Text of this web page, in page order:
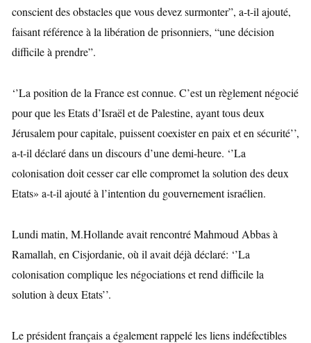
conscient des obstacles que vous devez surmonter”, a-t-il ajouté,
faisant référence à la libération de prisonniers, “une décision
difficile à prendre”.
‘’La position de la France est connue. C’est un règlement négocié
pour que les Etats d’Israël et de Palestine, ayant tous deux
Jérusalem pour capitale, puissent coexister en paix et en sécurité’’,
a-t-il déclaré dans un discours d’une demi-heure. ‘’La
colonisation doit cesser car elle compromet la solution des deux
Etats» a-t-il ajouté à l’intention du gouvernement israélien.
Lundi matin, M.Hollande avait rencontré Mahmoud Abbas à
Ramallah, en Cisjordanie, où il avait déjà déclaré: ‘’La
colonisation complique les négociations et rend difficile la
solution à deux Etats’’.
Le président français a également rappelé les liens indéfectibles